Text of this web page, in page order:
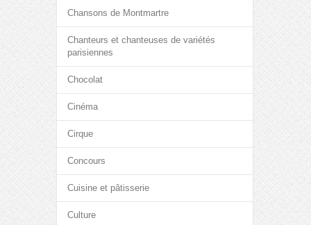
Chansons de Montmartre
Chanteurs et chanteuses de variétés
parisiennes
Chocolat
Cinéma
Cirque
Concours
Cuisine et pâtisserie
Culture